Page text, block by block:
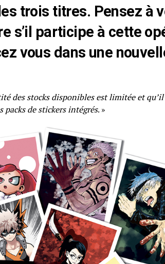
trois titres. Pensez à
s’il participe à cette
vous dans une
des stocks disponibles est limitée et qu’il
packs de stickers intégrés. »